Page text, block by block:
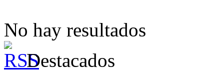
No hay resultados
Destacados